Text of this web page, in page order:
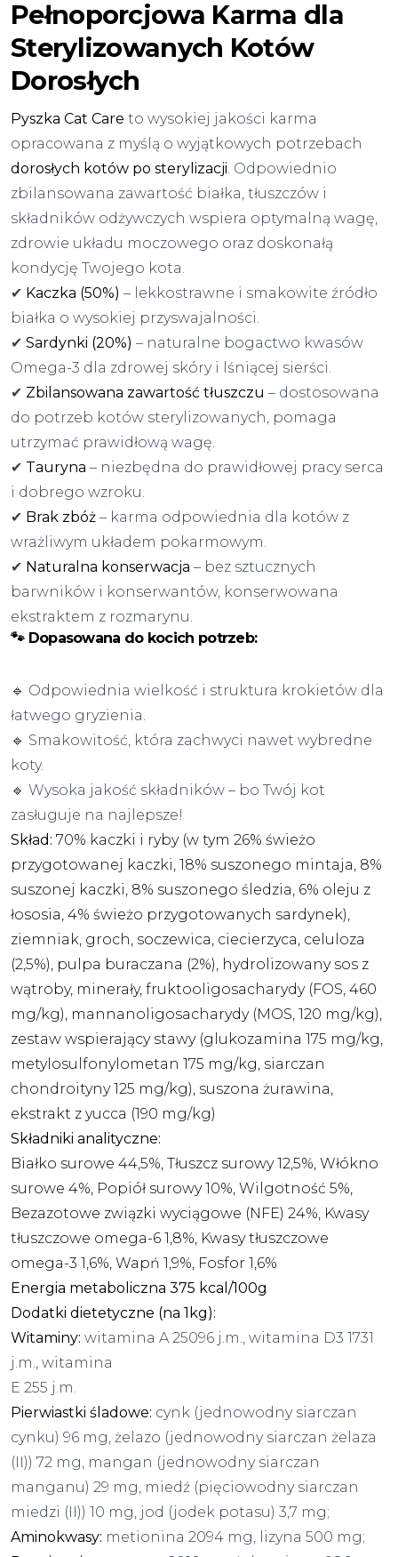
Pełnoporcjowa Karma dla
Sterylizowanych Kotów
Dorosłych
Pyszka Cat Care to wysokiej jakości karma
opracowana z myślą o wyjątkowych potrzebach
dorosłych kotów po sterylizacji. Odpowiednio
zbilansowana zawartość białka, tłuszczów i
składników odżywczych wspiera optymalną wagę,
zdrowie układu moczowego oraz doskonałą
kondycję Twojego kota.
✔ Kaczka (50%) – lekkostrawne i smakowite źródło
białka o wysokiej przyswajalności.
✔ Sardynki (20%) – naturalne bogactwo kwasów
Omega-3 dla zdrowej skóry i lśniącej sierści.
✔ Zbilansowana zawartość tłuszczu – dostosowana
do potrzeb kotów sterylizowanych, pomaga
utrzymać prawidłową wagę.
✔ Tauryna – niezbędna do prawidłowej pracy serca
i dobrego wzroku.
✔ Brak zbóż – karma odpowiednia dla kotów z
wrażliwym układem pokarmowym.
✔ Naturalna konserwacja – bez sztucznych
barwników i konserwantów, konserwowana
ekstraktem z rozmarynu.
🐾 Dopasowana do kocich potrzeb:
🔹 Odpowiednia wielkość i struktura krokietów dla
łatwego gryzienia.
🔹 Smakowitość, która zachwyci nawet wybredne
koty.
🔹 Wysoka jakość składników – bo Twój kot
zasługuje na najlepsze!
Skład: 70% kaczki i ryby (w tym 26% świeżo
przygotowanej kaczki, 18% suszonego mintaja, 8%
suszonej kaczki, 8% suszonego śledzia, 6% oleju z
łososia, 4% świeżo przygotowanych sardynek),
ziemniak, groch, soczewica, ciecierzyca, celuloza
(2,5%), pulpa buraczana (2%), hydrolizowany sos z
wątroby, minerały, fruktooligosacharydy (FOS, 460
mg/kg), mannanoligosacharydy (MOS, 120 mg/kg),
zestaw wspierający stawy (glukozamina 175 mg/kg,
metylosulfonylometan 175 mg/kg, siarczan
chondroityny 125 mg/kg), suszona żurawina,
ekstrakt z yucca (190 mg/kg)
Składniki analityczne:
Białko surowe 44,5%, Tłuszcz surowy 12,5%, Włókno
surowe 4%, Popiół surowy 10%, Wilgotność 5%,
Bezazotowe związki wyciągowe (NFE) 24%, Kwasy
tłuszczowe omega-6 1,8%, Kwasy tłuszczowe
omega-3 1,6%, Wapń 1,9%, Fosfor 1,6%
Energia metaboliczna 375 kcal/100g
Dodatki dietetyczne (na 1kg):
Witaminy: witamina A 25096 j.m., witamina D3 1731
j.m., witamina
E 255 j.m.
Pierwiastki śladowe: cynk (jednowodny siarczan
cynku) 96 mg, żelazo (jednowodny siarczan żelaza
(II)) 72 mg, mangan (jednowodny siarczan
manganu) 29 mg, miedź (pięciowodny siarczan
miedzi (II)) 10 mg, jod (jodek potasu) 3,7 mg;
Aminokwasy: metionina 2094 mg, lizyna 500 mg;